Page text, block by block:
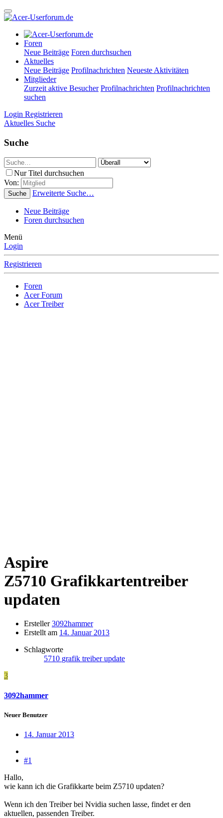
Foren
Neue Beiträge Foren durchsuchen
Aktuelles
Neue Beiträge Profilnachrichten Neueste Aktivitäten
Mitglieder
Zurzeit aktive Besucher Profilnachrichten Profilnachrichten
suchen
Login Registrieren
Aktuelles Suche
Suche
Nur Titel durchsuchen
Von:
Suche Erweiterte Suche…
Neue Beiträge
Foren durchsuchen
Menü
Login
Registrieren
Foren
Acer Forum
Acer Treiber
Aspire
Z5710 Grafikkartentreiber
updaten
Ersteller 3092hammer
Erstellt am 14. Januar 2013
Schlagworte
5710 grafik treiberupdate
3
3092hammer
Neuer Benutzer
14. Januar 2013
#1
Hallo,
wie kann ich die Grafikkarte beim Z5710 updaten?
Wenn ich den Treiber bei Nvidia suchen lasse, findet er den
aktuellen, passenden Treiber.